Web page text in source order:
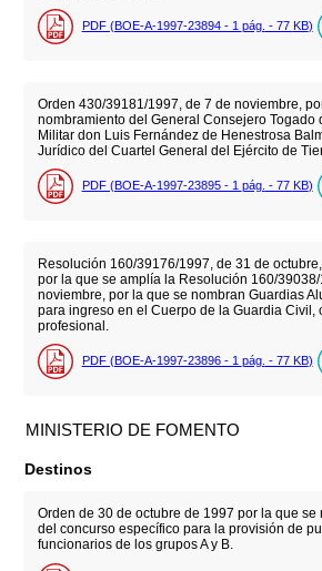
PDF (BOE-A-1997-23894 - 1 pág. - 77 KB)
Orden 430/39181/1997, de 7 de noviembre,
nombramiento del General Consejero Togado
Militar don Luis Fernández de Henestrosa
Jurídico del Cuartel General del Ejército de
PDF (BOE-A-1997-23895 - 1 pág. - 77 KB)
Resolución 160/39176/1997, de 31 de
por la que se amplía la Resolución 160/
noviembre, por la que se nombran Guardias
para ingreso en el Cuerpo de la Guardia Civil,
profesional.
PDF (BOE-A-1997-23896 - 1 pág. - 77 KB)
MINISTERIO DE FOMENTO
Destinos
Orden de 30 de octubre de 1997 por la que se
del concurso específico para la provisión de
funcionarios de los grupos A y B.